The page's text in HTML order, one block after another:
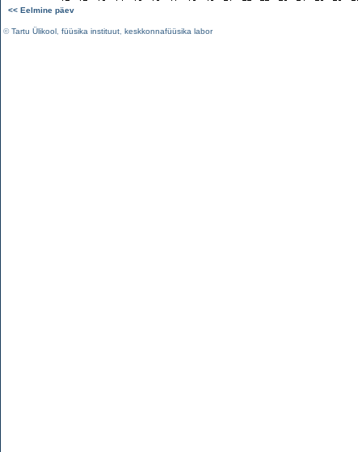
<< Eelmine päev
©Tartu Ülikool füüsika instituut keskkonnafüüsika labor